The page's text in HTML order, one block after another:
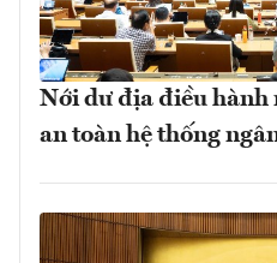
Nới dư địa điều hành
an toàn hệ thống